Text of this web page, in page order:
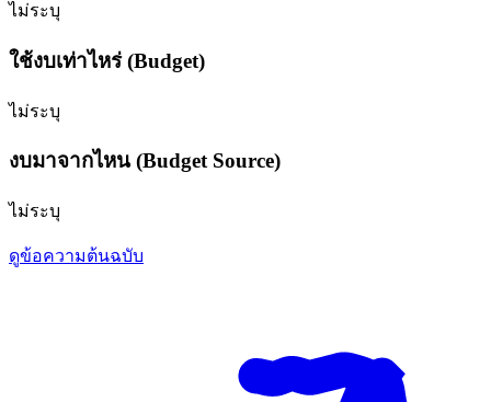
ไม่ระบุ
ใช้งบเท่าไหร่ (Budget)
ไม่ระบุ
งบมาจากไหน (Budget Source)
ไม่ระบุ
ดูข้อความต้นฉบับ